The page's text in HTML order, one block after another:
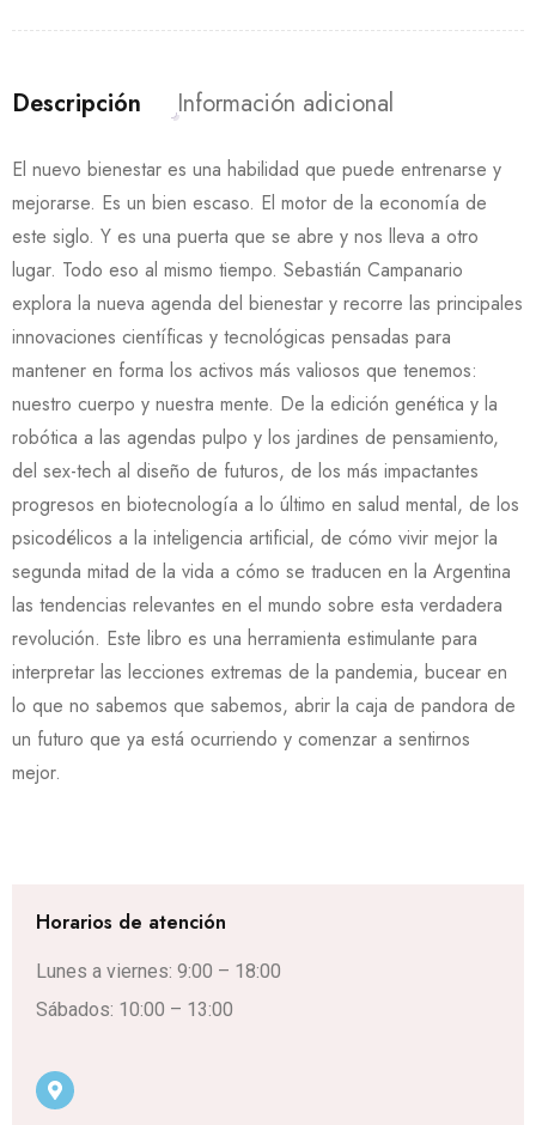
Descripción Información adicional
El nuevo bienestar es una habilidad que puede entrenarse y
mejorarse. Es un bien escaso. El motor de la economía de
este siglo. Y es una puerta que se abre y nos lleva a otro
lugar. Todo eso al mismo tiempo. Sebastián Campanario
explora la nueva agenda del bienestar y recorre las principales
innovaciones científicas y tecnológicas pensadas para
mantener en forma los activos más valiosos que tenemos:
nuestro cuerpo y nuestra mente. De la edición genética y la
robótica a las agendas pulpo y los jardines de pensamiento,
del sex-tech al diseño de futuros, de los más impactantes
progresos en biotecnología a lo último en salud mental, de los
psicodélicos a la inteligencia artificial, de cómo vivir mejor la
segunda mitad de la vida a cómo se traducen en la Argentina
las tendencias relevantes en el mundo sobre esta verdadera
revolución. Este libro es una herramienta estimulante para
interpretar las lecciones extremas de la pandemia, bucear en
lo que no sabemos que sabemos, abrir la caja de pandora de
un futuro que ya está ocurriendo y comenzar a sentirnos
mejor.
Horarios de atención
Lunes a viernes: 9:00 – 18:00
Sábados: 10:00 – 13:00